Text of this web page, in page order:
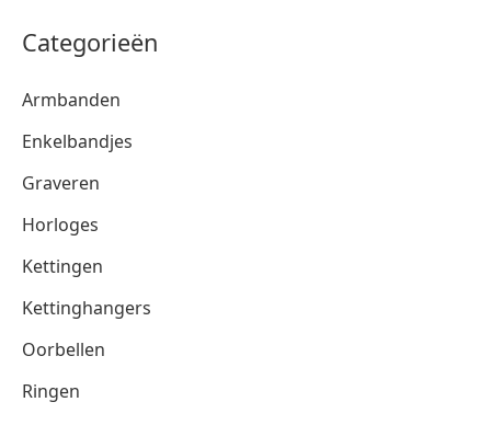
Categorieën
Armbanden
Enkelbandjes
Graveren
Horloges
Kettingen
Kettinghangers
Oorbellen
Ringen